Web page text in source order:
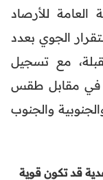
العامة للأرصاد
الجوي بعدد
مع تسجيل
في مقابل طقس
والجنوب
قد تكون قوية